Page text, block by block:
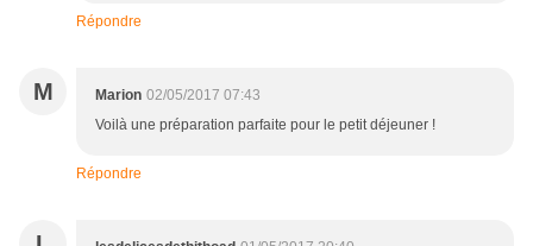
Répondre
M Marion 02/05/2017 07:43
Voilà une préparation parfaite pour le petit déjeuner !
Répondre